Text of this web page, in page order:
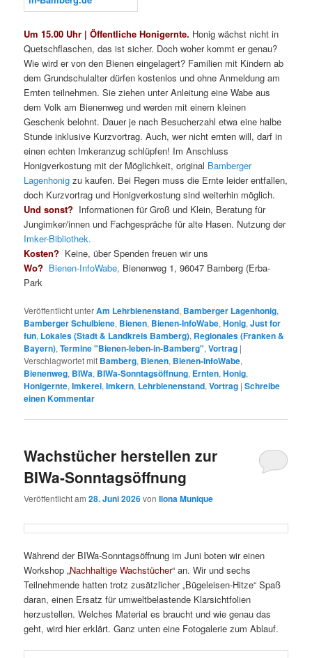
Um 15.00 Uhr | Öffentliche Honigernte. Honig wächst nicht in
Quetschflaschen, das ist sicher. Doch woher kommt er genau?
Wie wird er von den Bienen eingelagert? Familien mit Kindern ab
dem Grundschulalter dürfen kostenlos und ohne Anmeldung am
Ernten teilnehmen. Sie ziehen unter Anleitung eine Wabe aus
dem Volk am Bienenweg und werden mit einem kleinen
Geschenk belohnt. Dauer je nach Besucherzahl etwa eine halbe
Stunde inklusive Kurzvortrag. Auch, wer nicht ernten will, darf in
einen echten Imkeranzug schlüpfen! Im Anschluss
Honigverkostung mit der Möglichkeit, original Bamberger
Lagenhonig zu kaufen. Bei Regen muss die Ernte leider entfallen,
doch Kurzvortrag und Honigverkostung sind weiterhin möglich.
Und sonst? Informationen für Groß und Klein, Beratung für
Jungimker/innen und Fachgespräche für alte Hasen. Nutzung der
Imker-Bibliothek.
Kosten? Keine, über Spenden freuen wir uns
Wo? Bienen-InfoWabe, Bienenweg 1, 96047 Bamberg (Erba-
Park
Veröffentlicht unterAm Lehrbienenstand, Bamberger Lagenhonig,
Bamberger Schulbiene, Bienen, Bienen-InfoWabe,Honig,Just for
fun, Lokales (Stadt & Landkreis Bamberg), Regionales (Franken &
Bayern),Termine "Bienen-leben-in-Bamberg",Vortrag |
Verschlagwortet mit Bamberg, Bienen, Bienen-InfoWabe,
Bienenweg, BIWa, BIWa-Sonntagsöffnung, Ernten,Honig,
Honigernte,Imkerei,Imkern, Lehrbienenstand,Vortrag |Schreibe
einen Kommentar
Wachstücher herstellen zur
BIWa-Sonntagsöffnung
Veröffentlicht am28. Juni 2026vonIlona Munique
Während der BIWa-Sonntagsöffnung im Juni boten wir einen
Workshop„Nachhaltige Wachstücher“ an. Wir und sechs
Teilnehmende hatten trotz zusätzlicher „Bügeleisen-Hitze“ Spaß
daran, einen Ersatz für umweltbelastende Klarsichtfolien
herzustellen. Welches Material es braucht und wie genau das
geht, wird hier erklärt. Ganz unten eine Fotogalerie zum Ablauf.